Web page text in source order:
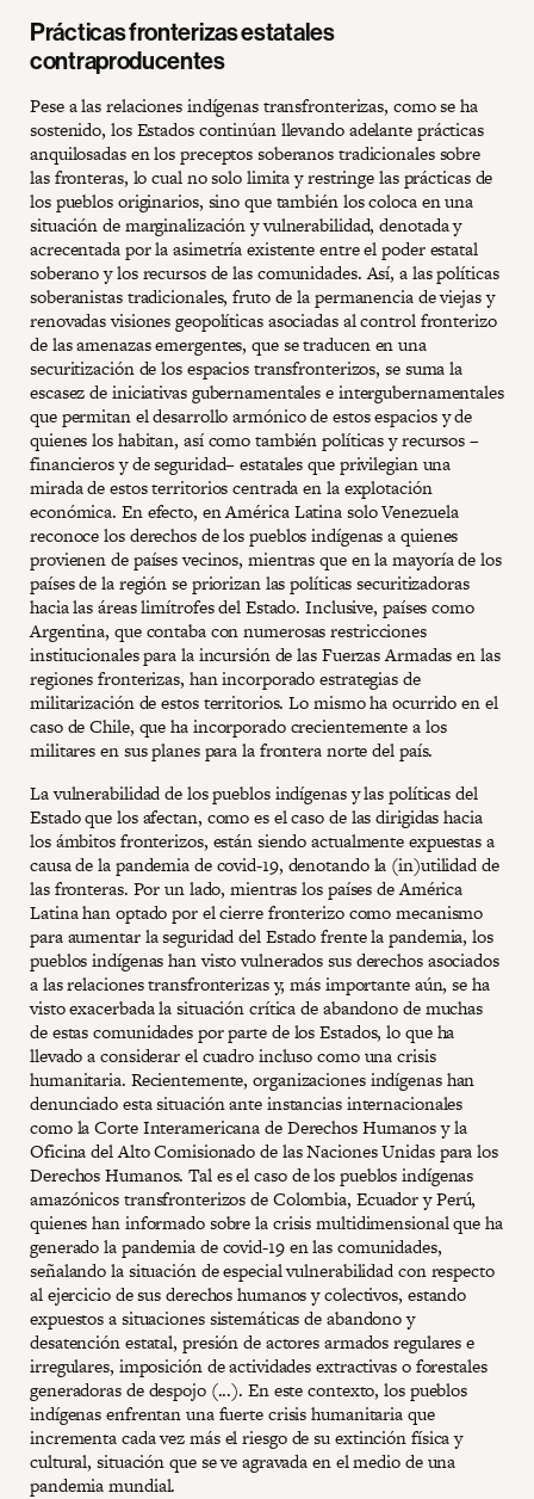
Prácticas fronterizas estatales
contraproducentes
Pese a las relaciones indígenas transfronterizas, como se ha
sostenido, los Estados continúan llevando adelante prácticas
anquilosadas en los preceptos soberanos tradicionales sobre
las fronteras, lo cual no solo limita y restringe las prácticas de
los pueblos originarios, sino que también los coloca en una
situación de marginalización y vulnerabilidad, denotada y
acrecentada por la asimetría existente entre el poder estatal
soberano y los recursos de las comunidades. Así, a las políticas
soberanistas tradicionales, fruto de la permanencia de viejas y
renovadas visiones geopolíticas asociadas al control fronterizo
de las amenazas emergentes, que se traducen en una
securitización de los espacios transfronterizos, se suma la
escasez de iniciativas gubernamentales e intergubernamentales
que permitan el desarrollo armónico de estos espacios y de
quienes los habitan, así como también políticas y recursos –
financieros y de seguridad– estatales que privilegian una
mirada de estos territorios centrada en la explotación
económica. En efecto, en América Latina solo Venezuela
reconoce los derechos de los pueblos indígenas a quienes
provienen de países vecinos, mientras que en la mayoría de los
países de la región se priorizan las políticas securitizadoras
hacia las áreas limítrofes del Estado. Inclusive, países como
Argentina, que contaba con numerosas restricciones
institucionales para la incursión de las Fuerzas Armadas en las
regiones fronterizas, han incorporado estrategias de
militarización de estos territorios. Lo mismo ha ocurrido en el
caso de Chile, que ha incorporado crecientemente a los
militares en sus planes para la frontera norte del país.
La vulnerabilidad de los pueblos indígenas y las políticas del
Estado que los afectan, como es el caso de las dirigidas hacia
los ámbitos fronterizos, están siendo actualmente expuestas a
causa de la pandemia de covid-19, denotando la (in)utilidad de
las fronteras. Por un lado, mientras los países de América
Latina han optado por el cierre fronterizo como mecanismo
para aumentar la seguridad del Estado frente la pandemia, los
pueblos indígenas han visto vulnerados sus derechos asociados
a las relaciones transfronterizas y, más importante aún, se ha
visto exacerbada la situación crítica de abandono de muchas
de estas comunidades por parte de los Estados, lo que ha
llevado a considerar el cuadro incluso como una crisis
humanitaria. Recientemente, organizaciones indígenas han
denunciado esta situación ante instancias internacionales
como la Corte Interamericana de Derechos Humanos y la
Oficina del Alto Comisionado de las Naciones Unidas para los
Derechos Humanos. Tal es el caso de los pueblos indígenas
amazónicos transfronterizos de Colombia, Ecuador y Perú,
quienes han informado sobre la crisis multidimensional que ha
generado la pandemia de covid-19 en las comunidades,
señalando la situación de especial vulnerabilidad con respecto
al ejercicio de sus derechos humanos y colectivos, estando
expuestos a situaciones sistemáticas de abandono y
desatención estatal, presión de actores armados regulares e
irregulares, imposición de actividades extractivas o forestales
generadoras de despojo (...). En este contexto, los pueblos
indígenas enfrentan una fuerte crisis humanitaria que
incrementa cada vez más el riesgo de su extinción física y
cultural, situación que se ve agravada en el medio de una
pandemia mundial.